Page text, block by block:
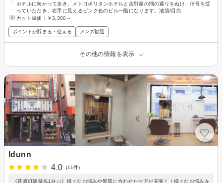
ホテルに向かって歩き、メトロポリタンホテルと吉野家の間の通りをぬけ、信号を渡
っていただき、右手に見えるピンク色のビル一階になります。池袋/目白
カット単価： ￥3,300～
ポイントが貯まる・使える メンズ歓迎
その他の情報を表示
Idunn
4.0
(11件)
《荏原町駅徒歩1分♪♪》様々なお悩みや髪質に合わせたケアが充実！！様々なお悩みを